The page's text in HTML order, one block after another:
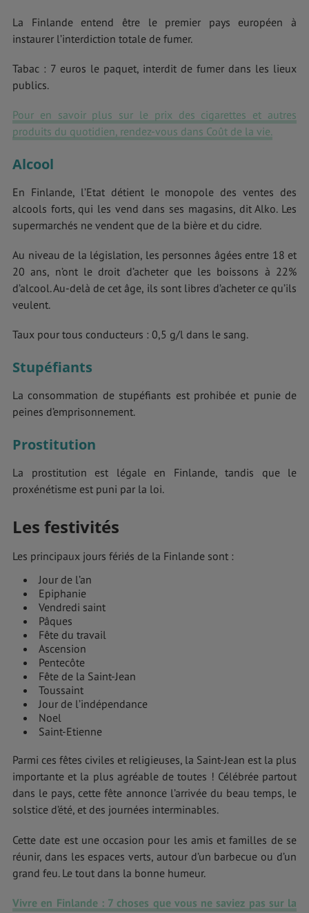
La Finlande entend être le premier pays européen à
instaurer l’interdiction totale de fumer.
Tabac : 7 euros le paquet, interdit de fumer dans les lieux
publics.
Pour en savoir plus sur le prix des cigarettes et autres
produits du quotidien, rendez-vous dans Coût de la vie.
Alcool
En Finlande, l’Etat détient le monopole des ventes des
alcools forts, qui les vend dans ses magasins, dit Alko. Les
supermarchés ne vendent que de la bière et du cidre.
Au niveau de la législation, les personnes âgées entre 18 et
20 ans, n’ont le droit d’acheter que les boissons à 22%
d’alcool. Au-delà de cet âge, ils sont libres d’acheter ce qu’ils
veulent.
Taux pour tous conducteurs : 0,5 g/l dans le sang.
Stupéfiants
La consommation de stupéfiants est prohibée et punie de
peines d’emprisonnement.
Prostitution
La prostitution est légale en Finlande, tandis que le
proxénétisme est puni par la loi.
Les festivités
Les principaux jours fériés de la Finlande sont :
Jour de l’an
Epiphanie
Vendredi saint
Pâques
Fête du travail
Ascension
Pentecôte
Fête de la Saint-Jean
Toussaint
Jour de l’indépendance
Noel
Saint-Etienne
Parmi ces fêtes civiles et religieuses, la Saint-Jean est la plus
importante et la plus agréable de toutes ! Célébrée partout
dans le pays, cette fête annonce l’arrivée du beau temps, le
solstice d’été, et des journées interminables.
Cette date est une occasion pour les amis et familles de se
réunir, dans les espaces verts, autour d’un barbecue ou d’un
grand feu. Le tout dans la bonne humeur.
Vivre en Finlande : 7 choses que vous ne saviez pas sur la